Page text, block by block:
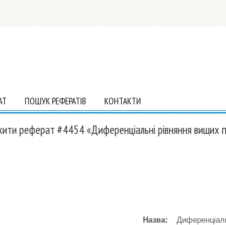
ПОШУК РЕФЕРАТІВ КОНТАКТИ
реферат #4454 «Диференціальні рівняння вищих
Назва: